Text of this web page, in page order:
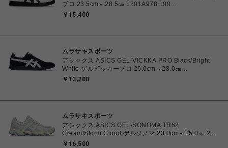
プロ 23.5cm～28.5㎝ 1201A978.100
4550457071079 メンズ レディース スニーカー スケ
￥15,400
ムラサキスポーツ
アシックス ASICS GEL-VICKKA PRO Black/Bright
White ゲルビッカープロ 26.0cm～28.0㎝
1201A486.006 4570158997553 メンズ スニーカー
￥13,200
ムラサキスポーツ
アシックス ASICS GEL-SONOMA TR62
Cream/Storm Cloud ゲルソノマ 23.0cm～25.0㎝ 23.0
㎝ 1203A734.102 4571633264412 ユニセックス ス
￥16,500